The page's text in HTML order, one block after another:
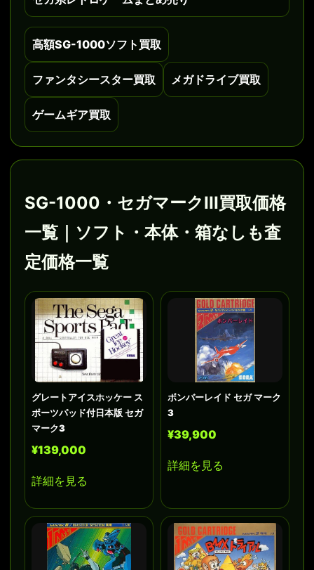
高額SG-1000ソフト買取
ファンタシースター買取 メガドライブ買取
ゲームギア買取
SG-1000・セガマークIII買取価格
一覧｜ソフト・本体・箱なしも査
定価格一覧
グレートアイスホッケー ス
ポーツパッド付日本版 セガ
マーク3
¥139,000
詳細を見る
ボンバーレイド セガ マーク
3
¥39,900
詳細を見る